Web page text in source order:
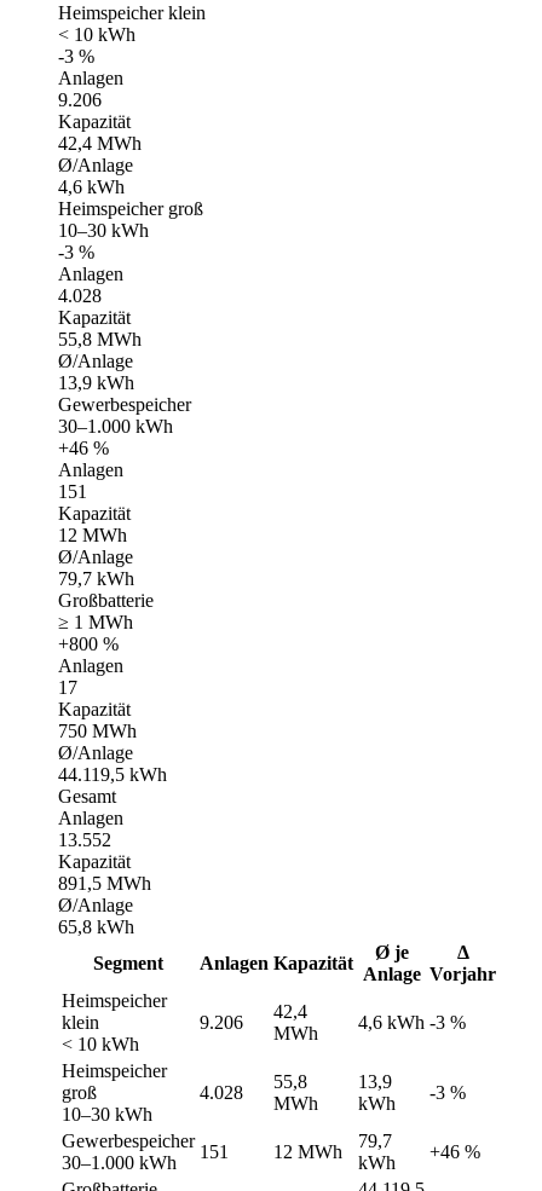
Heimspeicher klein
< 10 kWh
-3 %
Anlagen
9.206
Kapazität
42,4 MWh
Ø/Anlage
4,6 kWh
Heimspeicher groß
10–30 kWh
-3 %
Anlagen
4.028
Kapazität
55,8 MWh
Ø/Anlage
13,9 kWh
Gewerbespeicher
30–1.000 kWh
+46 %
Anlagen
151
Kapazität
12 MWh
Ø/Anlage
79,7 kWh
Großbatterie
≥ 1 MWh
+800 %
Anlagen
17
Kapazität
750 MWh
Ø/Anlage
44.119,5 kWh
Gesamt
Anlagen
13.552
Kapazität
891,5 MWh
Ø/Anlage
65,8 kWh
Segment
Anlagen Kapazität
Ø je
Anlage
Δ
Vorjahr
Heimspeicher
klein
< 10 kWh
9.206
42,4
MWh
4,6 kWh -3 %
Heimspeicher
groß
10–30 kWh
4.028
55,8
MWh
13,9
kWh
-3 %
Gewerbespeicher
30–1.000 kWh
151 12 MWh
79,7
kWh
+46 %